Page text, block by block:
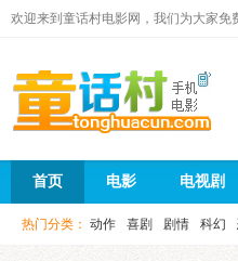
欢迎来到童话村电影网，我们为大家免
首页
首页 电影 电视剧
热门分类： 动作 喜剧 剧情 科幻